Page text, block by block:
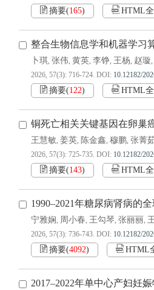
摘要(165) HTML
整合生物信息学和机器学习
卜琪, 张伟, 黄英, 李铮, 王杨, 赵璇,
2026, 57(3): 716-724. DOI: 10.12182/
摘要(122) HTML
铜死亡相关关键基因在卵巢
王慧敏, 姜英, 陈金鑫, 穆鹏, 张菁
2026, 57(3): 725-735. DOI: 10.12182/
摘要(143) HTML
1990–2021年糖尿病肾病的
宁雅娴, 周小春, 王勾琴, 张丽丽,
2026, 57(3): 736-743. DOI: 10.12182/
摘要(4092) HTML
2017–2022年单中心产妇妊